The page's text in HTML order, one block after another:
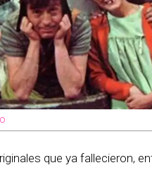
que ya fallecieron,